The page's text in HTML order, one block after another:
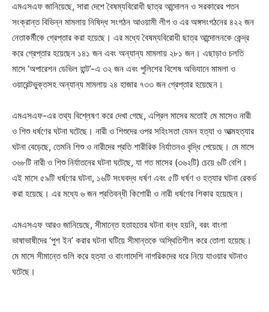
এমএসএফ জানিয়েছে, সারা দেশে বৈষম্যবিরোধী ছাত্র আন্দোলন ও সরকারের পতন
সংক্রান্ত বিভিন্ন মামলায় নিষিদ্ধ সংগঠন আওয়ামী লীগ ও এর অঙ্গসংগঠনের ৪২২ জন
নেতাকর্মীকে গ্রেপ্তার করা হয়েছে। এর মধ্যে বৈষম্যবিরোধী ছাত্র আন্দোলনকে কেন্দ্র
করে গ্রেপ্তার হয়েছেন ১৪১ জন এবং অন্যান্য মামলায় ২৮১ জন। এছাড়াও চলতি
মাসে ‘অপারেশন ডেভিল হান্ট’-এ ৩২ জন এবং পুলিশের বিশেষ অভিযানে মামলা ও
ওয়ারেন্টভুক্তসহ অন্যান্য মামলায় ২৪ হাজার ৭৩৩ জন গ্রেপ্তার হয়েছেন।
এমএসএফ-এর তথ্য বিশ্লেষণ করে দেখা গেছে, এপ্রিল মাসের মতোই মে মাসেও নারী
ও শিশু ধর্ষণের ঘটনা ঘটেছে। নারী ও শিশুদের ওপর সহিংসতা যেমন হত্যা ও আত্মহত্যার
ঘটনা বেড়েছে, তেমনি শিশু ও নারীদের প্রতি শারীরিক নির্যাতনও বৃদ্ধি পেয়েছে। মে মাসে
৩৬৮টি নারী ও শিশু নির্যাতনের ঘটনা ঘটেছে, যা গত মাসের (৩৬২টি) চেয়ে ৬টি বেশি।
এই মাসে ৫৯টি ধর্ষণের ঘটনা, ১৬টি সংঘবদ্ধ ধর্ষণ এবং ৫টি ধর্ষণ ও হত্যার ঘটনা রেকর্ড
করা হয়েছে। এর মধ্যে ৬ জন প্রতিবন্ধী কিশোরী ও নারী ধর্ষণের শিকার হয়েছেন।
এমএসএফ আরও জানিয়েছে, সীমান্তে হতাহতের ঘটনা বন্ধ হয়নি, বরং বাংলা
ভাষাভাষীদের ‘পুশ ইন’ করার ঘটনা ঘটিয়ে সীমান্তকে অস্থিতিশীল করে তোলা হয়েছে।
মে মাসে সীমান্তে গুলি করে হত্যা ও বাংলাদেশি নাগরিকদের ধরে নিয়ে যাওয়ার ঘটনাও
ঘটেছে।